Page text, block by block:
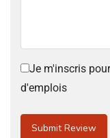
Je m'inscris
d'emplois